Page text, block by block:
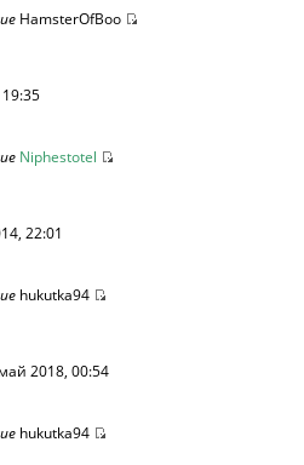
HamsterOfBoo
Niphestotel
22:01
hukutka94
2018, 00:54
hukutka94